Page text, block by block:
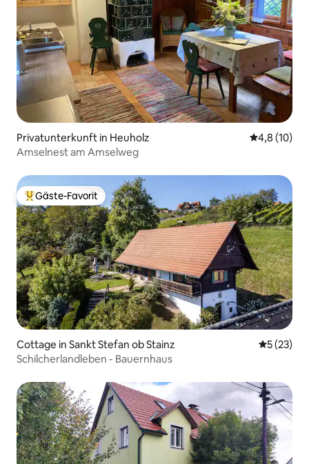
Privatunterkunft in Heuholz
4,8 (10)
Amselnest am Amselweg
Beliebter Gäste-Favorit.
Gäste-Favorit
Cottage in Sankt Stefan ob Stainz
5 (23)
Schilcherlandleben - Bauernhaus